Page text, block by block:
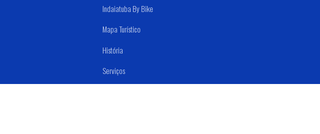
Indaiatuba By Bike
Mapa Turístico
História
Serviços